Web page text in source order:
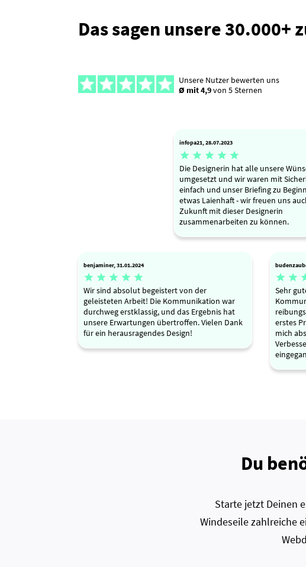
Das sagen unsere 30.000+
Unsere Nutzer bewerten uns
Ø mit 4,9von 5 Sternen
infopa21, 28.07.2023
    
Die Designerin hat alle unsere
umgesetzt und wir waren mit
einfach und unser Briefing zu
etwas Laienhaft - wir freuen uns
Zukunft mit dieser Designerin
zusammenarbeiten zu können.
benjaminer, 31.01.2024
    
Wir sind absolut begeistert von der
geleisteten Arbeit! Die Kommunikation war
durchweg erstklassig, und das Ergebnis hat
unsere Erwartungen übertroffen. Vielen Dank
für ein herausragendes Design!
 
Sehr
erstes
mich
Du
Starte jetzt Deinen
Windeseile zahlreiche